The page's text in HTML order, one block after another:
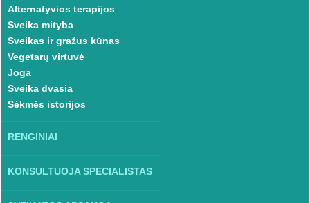
Alternatyvios terapijos
Sveika mityba
Sveikas ir gražus kūnas
Vegetarų virtuvė
Joga
Sveika dvasia
Sėkmės istorijos
RENGINIAI
KONSULTUOJA SPECIALISTAS